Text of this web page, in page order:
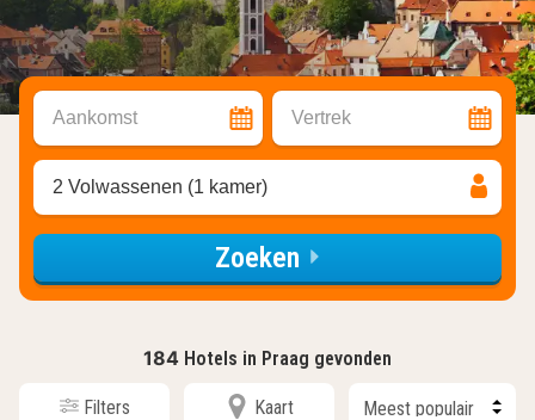
Aankomst Vertrek
2 Volwassenen (1 kamer)
Zoeken
184 Hotels in Praag gevonden
Filters Kaart